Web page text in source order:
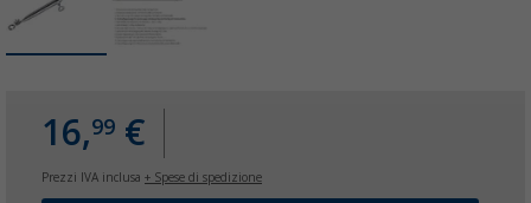
16,99 €
Prezzi IVA inclusa + Spese di spedizione